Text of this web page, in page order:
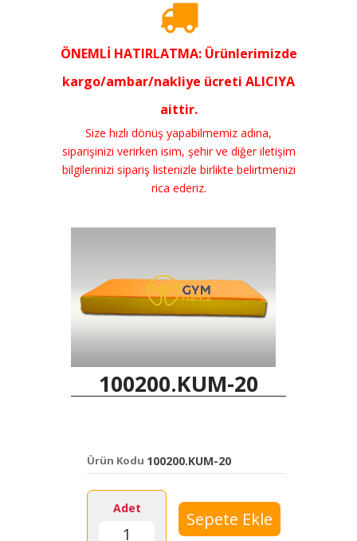
ÖNEMLİ HATIRLATMA: Ürünlerimizde
kargo/ambar/nakliye ücreti ALICIYA
aittir.
Size hızlı dönüş yapabilmemiz adına,
siparişinizi verirken isim, şehir ve diğer iletişim
bilgilerinizi sipariş listenizle birlikte belirtmenizi
rica ederiz.
100200.KUM-20
Ürün Kodu 100200.KUM-20
Adet